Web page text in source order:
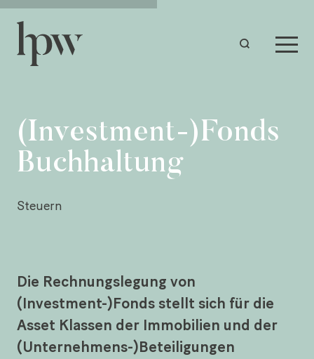
(Investment-)Fonds
Buchhaltung
Steuern
Die Rechnungslegung von
(Investment-)Fonds stellt sich für die
Asset Klassen der Immobilien und der
(Unternehmens-)Beteiligungen